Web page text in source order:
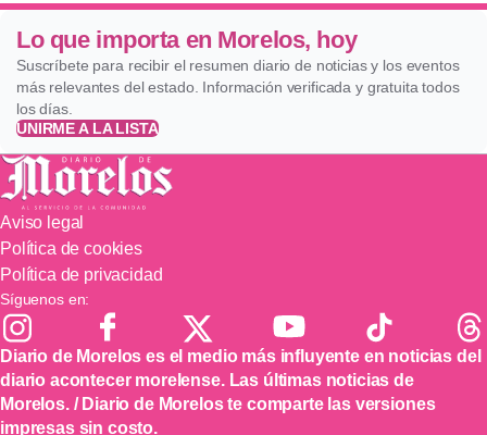
Lo que importa en Morelos, hoy
Suscríbete para recibir el resumen diario de noticias y los eventos
más relevantes del estado. Información verificada y gratuita todos
los días.
UNIRME A LA LISTA
Aviso legal
Política de cookies
Política de privacidad
Síguenos en:
Diario de Morelos es el medio más influyente en noticias del
diario acontecer morelense. Las últimas noticias de
Morelos. / Diario de Morelos te comparte las versiones
impresas sin costo.